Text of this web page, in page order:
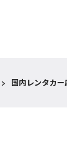
> 国内レンタカ